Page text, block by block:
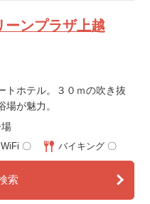
ーンプラザ上越
トホテル。３０ｍの吹き抜
が魅力。
場
WiFi 〇 バイキング 〇
索